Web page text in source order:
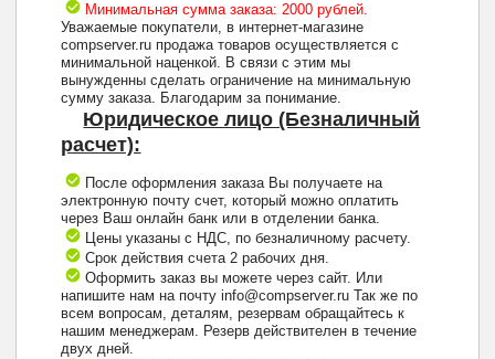
Минимальная сумма заказа: 2000 рублей.
Уважаемые покупатели, в интернет-магазине
compserver.ru продажа товаров осуществляется с
минимальной наценкой. В связи с этим мы
вынужденны сделать ограничение на минимальную
сумму заказа. Благодарим за понимание.
Юридическое лицо (Безналичный
расчет):
После оформления заказа Вы получаете на
электронную почту счет, который можно оплатить
через Ваш онлайн банк или в отделении банка.
Цены указаны с НДС, по безналичному расчету.
Срок действия счета 2 рабочих дня.
Оформить заказ вы можете через сайт. Или
напишите нам на почту info@compserver.ru Так же по
всем вопросам, деталям, резервам обращайтесь к
нашим менеджерам. Резерв действителен в течение
двух дней.